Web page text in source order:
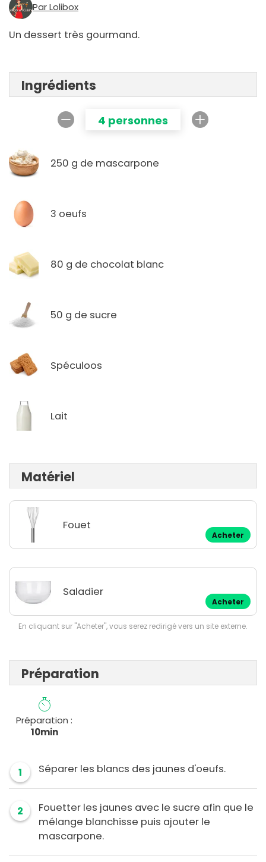
Par Lolibox
Un dessert très gourmand.
Ingrédients
4 personnes
250 g de mascarpone
3 oeufs
80 g de chocolat blanc
50 g de sucre
Spéculoos
Lait
Matériel
Fouet
Acheter
Saladier
Acheter
En cliquant sur "Acheter", vous serez redirigé vers un site externe.
Préparation
Préparation :
10min
1 Séparer les blancs des jaunes d'oeufs.
2
Fouetter les jaunes avec le sucre afin que le
mélange blanchisse puis ajouter le
mascarpone.